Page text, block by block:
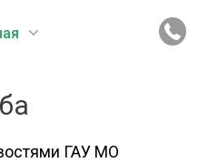
ГАУ МО